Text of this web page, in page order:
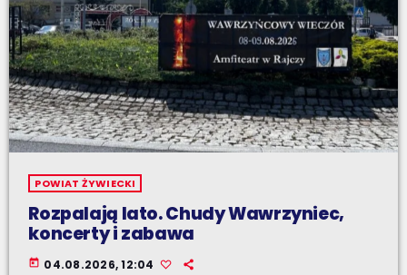
POWIAT ŻYWIECKI
Rozpalają lato. Chudy Wawrzyniec,
koncerty i zabawa
today 04.08.2026, 12:04